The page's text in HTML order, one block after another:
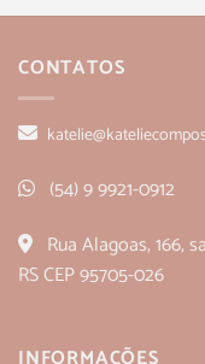
CONTATOS
(54) 9 9921-0912
Rua Alagoas, 166,
RS CEP 95705-026